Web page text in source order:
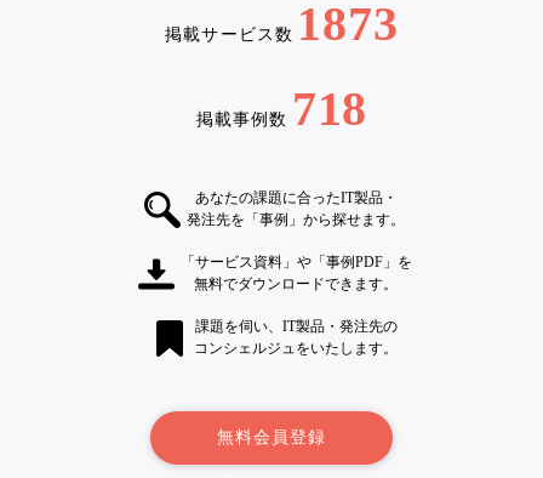
掲載サービス数 1873
掲載事例数 718
あなたの課題に合ったIT製品・
発注先を「事例」から探せます。
「サービス資料」や「事例PDF」を
無料でダウンロードできます。
課題を伺い、IT製品・発注先の
コンシェルジュをいたします。
無料会員登録